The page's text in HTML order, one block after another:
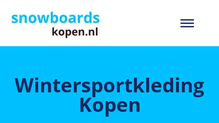
Winter­sport­kleding
Kopen